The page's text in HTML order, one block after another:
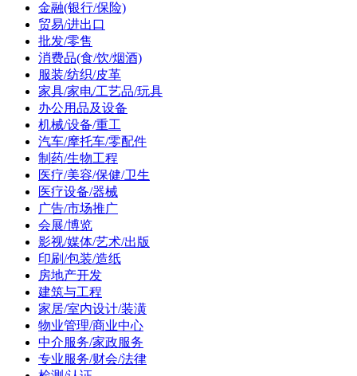
金融(银行/保险)
贸易/进出口
批发/零售
消费品(食/饮/烟酒)
服装/纺织/皮革
家具/家电/工艺品/玩具
办公用品及设备
机械/设备/重工
汽车/摩托车/零配件
制药/生物工程
医疗/美容/保健/卫生
医疗设备/器械
广告/市场推广
会展/博览
影视/媒体/艺术/出版
印刷/包装/造纸
房地产开发
建筑与工程
家居/室内设计/装潢
物业管理/商业中心
中介服务/家政服务
专业服务/财会/法律